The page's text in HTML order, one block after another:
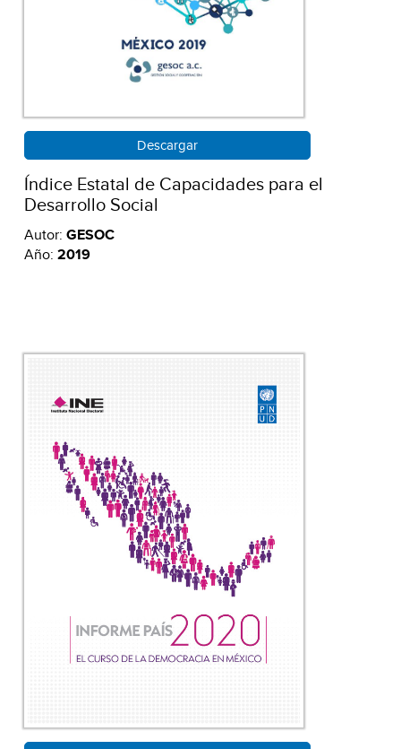
Descargar
Índice Estatal de Capacidades para el
Desarrollo Social
Autor: GESOC
Año: 2019